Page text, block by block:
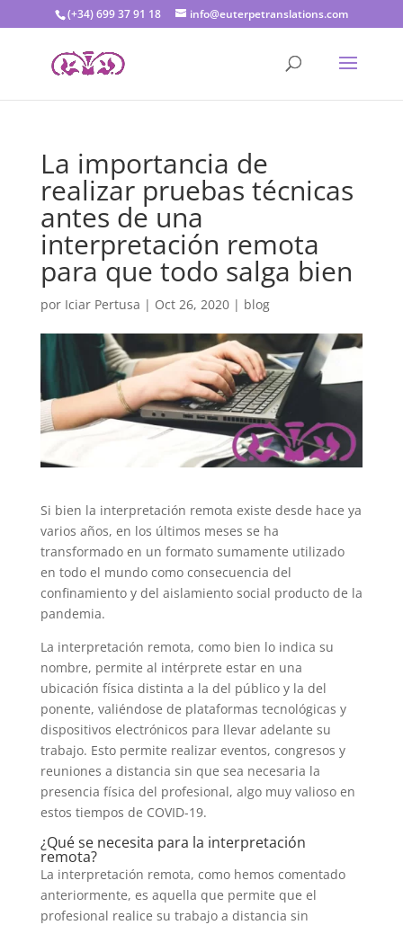
(+34) 699 37 91 18 info@euterpetranslations.com
La importancia de
realizar pruebas técnicas
antes de una
interpretación remota
para que todo salga bien
por Iciar Pertusa | Oct 26, 2020| blog
Si bien la interpretación remota existe desde hace ya
varios años, en los últimos meses se ha
transformado en un formato sumamente utilizado
en todo el mundo como consecuencia del
confinamiento y del aislamiento social producto de la
pandemia.
La interpretación remota, como bien lo indica su
nombre, permite al intérprete estar en una
ubicación física distinta a la del público y la del
ponente, valiéndose de plataformas tecnológicas y
dispositivos electrónicos para llevar adelante su
trabajo. Esto permite realizar eventos, congresos y
reuniones a distancia sin que sea necesaria la
presencia física del profesional, algo muy valioso en
estos tiempos de COVID-19.
¿Qué se necesita para la interpretación
remota?
La interpretación remota, como hemos comentado
anteriormente, es aquella que permite que el
profesional realice su trabajo a distancia sin